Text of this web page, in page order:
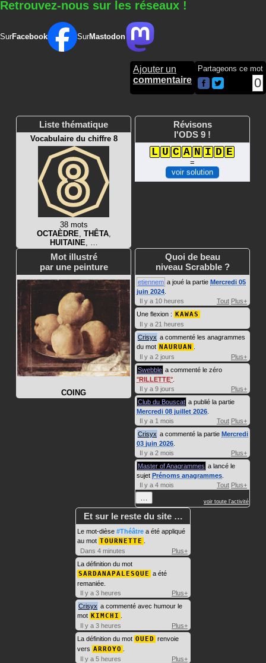
Retrouvez-nous sur les réseaux !
SurFacebook SurMastodon
Ajouter un
commentaire
Partageons ce mot
0
Liste thématique
Vocabulaire du chiffre 8
38 mots
OCTAÈDRE THÊTA,
HUITAINE
Révisons
l'ODS 9 !
L U C A N I D E
=
voir solution
Mot illustré
par une peinture
COING
Quoi de beau
niveau Scrabble ?
etiennem a joué la partie Mercredi 05
juin 2024
Il y a 10 heures
Tout Plus+
Une flexion : KAWAS
Il y a 21 heures
Crisyx a commenté les anagrammes
du mot NAURUAN
Il y a 2 jours
Plus+
Swebble a commenté le zéro
RILLETTE
Il y a 9 jours
Plus+
Club du Bouscat a publié la partie
Mercredi 08 juillet 2026
Il y a 1 mois
Tout Plus+
Crisyx a commenté la partie Mercredi
03 juin 2026
Il y a 2 mois
Plus+
Master of Anagrammes a lancé le
sujet Prénoms anagrammes
Il y a 4 mois
Tout Plus+
voir toute l'activité
Et sur le reste du site …
Le mot-dièse #Théâtre a été appliqué
au mot TOURNETTE
Dans 4 minutes
Plus+
La définition du mot
SARDANAPALESQUE a été
remaniée.
Il y a 3 heures
Plus+
Crisyx a commenté avec humour le
mot KIMCHI
Il y a 3 heures
Plus+
La définition du mot OUED renvoie
vers ARROYO
Il y a 5 heures
Plus+